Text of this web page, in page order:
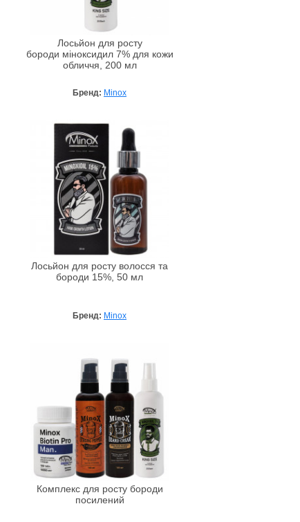
Лосьйон для росту
бороди міноксидил 7% для кожи
обличчя, 200 мл
Бренд: Minox
Лосьйон для росту волосся та
бороди 15%, 50 мл
Бренд: Minox
Комплекс для росту бороди
посилений